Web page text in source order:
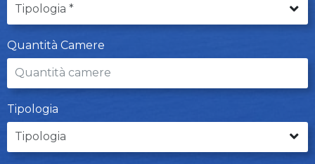
Quantità Camere
Tipologia